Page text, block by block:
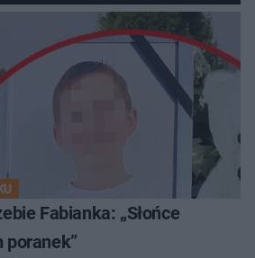
Fabianka: „Słońce
poranek”